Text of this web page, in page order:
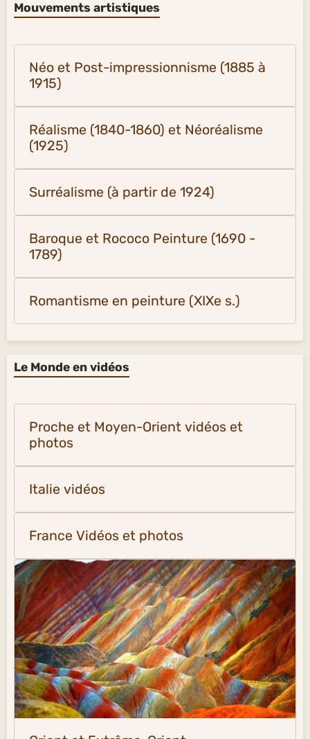
Mouvements artistiques
Néo et Post-impressionnisme (1885 à
1915)
Réalisme (1840-1860) et Néoréalisme
(1925)
Surréalisme (à partir de 1924)
Baroque et Rococo Peinture (1690 -
1789)
Romantisme en peinture (XIXe s.)
Le Monde en vidéos
Proche et Moyen-Orient vidéos et
photos
Italie vidéos
France Vidéos et photos